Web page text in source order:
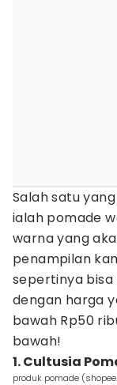
Salah satu
ialah pomade
warna yang
penampilan
sepertinya
dengan harga
bawah Rp50
bawah!
1. Cultusia
produk pomade